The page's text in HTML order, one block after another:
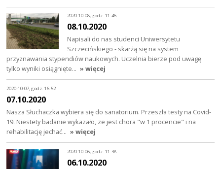
2020-10-08, godz. 11:45
08.10.2020
Napisali do nas studenci Uniwersytetu
Szczecińskiego - skarżą się na system
przyznawania stypendiów naukowych. Uczelnia bierze pod uwagę
tylko wyniki osiągnięte… » więcej
2020-10-07, godz. 16:52
07.10.2020
Nasza Słuchaczka wybiera się do sanatorium. Przeszła testy na Covid-
19. Niestety badanie wykazało, ze jest chora "w 1 procencie" i na
rehabilitację jechać… » więcej
2020-10-06, godz. 11:38
06.10.2020